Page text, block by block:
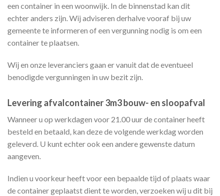
een container in een woonwijk. In de binnenstad kan dit
echter anders zijn. Wij adviseren derhalve vooraf bij uw
gemeente te informeren of een vergunning nodig is om een
container te plaatsen.
Wij en onze leveranciers gaan er vanuit dat de eventueel
benodigde vergunningen in uw bezit zijn.
Levering afvalcontainer 3m3 bouw- en sloopafval
Wanneer u op werkdagen voor 21.00 uur de container heeft
besteld en betaald, kan deze de volgende werkdag worden
geleverd. U kunt echter ook een andere gewenste datum
aangeven.
Indien u voorkeur heeft voor een bepaalde tijd of plaats waar
de container geplaatst dient te worden, verzoeken wij u dit bij